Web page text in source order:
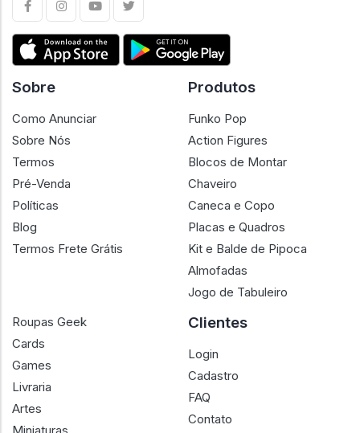
Sobre
Como Anunciar
Sobre Nós
Termos
Pré-Venda
Políticas
Blog
Termos Frete Grátis
Produtos
Funko Pop
Action Figures
Blocos de Montar
Chaveiro
Caneca e Copo
Placas e Quadros
Kit e Balde de Pipoca
Almofadas
Jogo de Tabuleiro
Roupas Geek
Cards
Games
Livraria
Artes
Clientes
Login
Cadastro
FAQ
Contato